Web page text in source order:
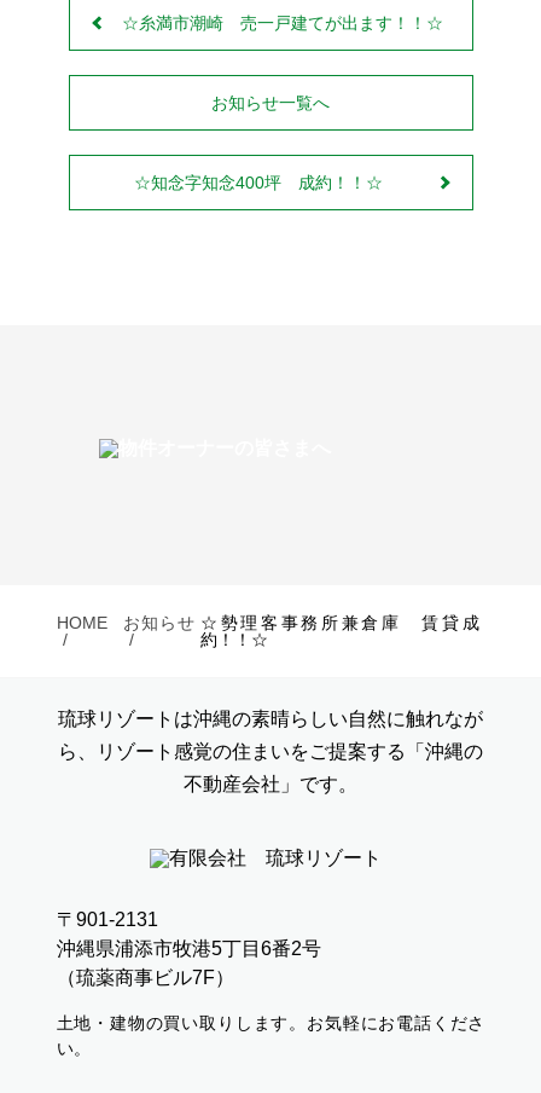
☆糸満市潮崎 売一戸建てが出ます！！☆
お知らせ一覧へ
☆知念字知念400坪 成約！！☆
HOME お知らせ ☆勢理客事務所兼倉庫 賃貸成
約！！☆
琉球リゾートは沖縄の素晴らしい自然に触れなが
ら、リゾート感覚の住まいをご提案する「沖縄の
不動産会社」です。
〒901-2131
沖縄県浦添市牧港5丁目6番2号
（琉薬商事ビル7F）
土地・建物の買い取りします。お気軽にお電話くださ
い。